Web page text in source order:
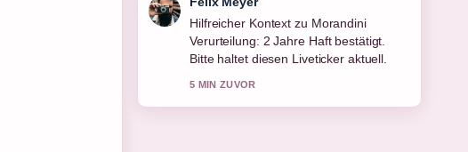
Die Berichterstattung zu Muldenservice
in der Nähe: Preise &#038; Tipps...
wirkt solide und sehr gut